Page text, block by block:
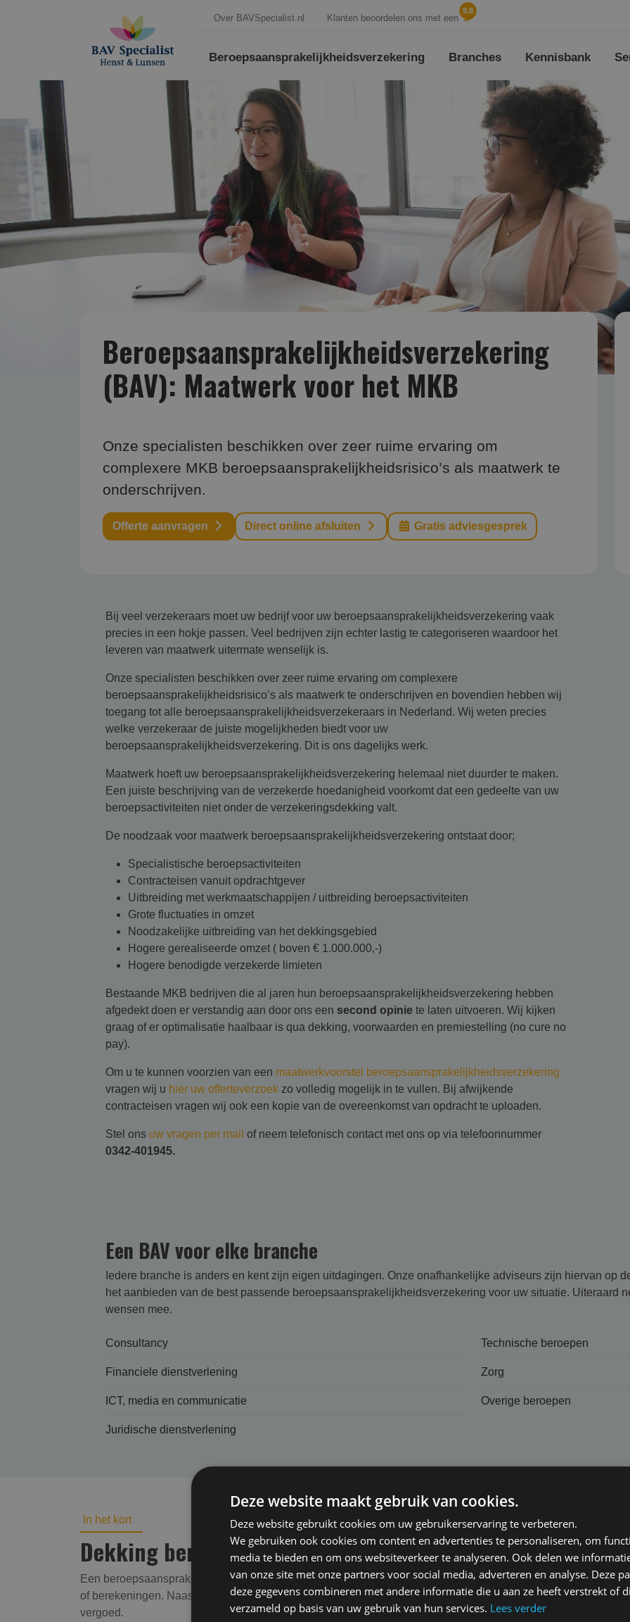
Over BAVSpecialist.nl Klanten beoordelen ons met een
9.8
Beroepsaansprakelijk­heids­verzekering Branches Kennisbank
Beroepsaansprakelijkheidsverzekering
(BAV): Maatwerk voor het MKB
Onze specialisten beschikken over zeer ruime ervaring om
complexere MKB beroepsaansprakelijkheidsrisico’s als maatwerk te
onderschrijven.
Offerte aanvragen Direct online afsluiten Gratis adviesgesprek
Bij veel verzekeraars moet uw bedrijf voor uw beroepsaansprakelijkheidsverzekering vaak
precies in een hokje passen. Veel bedrijven zijn echter lastig te categoriseren waardoor het
leveren van maatwerk uitermate wenselijk is.
Onze specialisten beschikken over zeer ruime ervaring om complexere
beroepsaansprakelijkheidsrisico’s als maatwerk te onderschrijven en bovendien hebben wij
toegang tot alle beroepsaansprakelijkheidsverzekeraars in Nederland. Wij weten precies
welke verzekeraar de juiste mogelijkheden biedt voor uw
beroepsaansprakelijkheidsverzekering. Dit is ons dagelijks werk.
Maatwerk hoeft uw beroepsaansprakelijkheidsverzekering helemaal niet duurder te maken.
Een juiste beschrijving van de verzekerde hoedanigheid voorkomt dat een gedeelte van uw
beroepsactiviteiten niet onder de verzekeringsdekking valt.
De noodzaak voor maatwerk beroepsaansprakelijkheidsverzekering ontstaat door;
Specialistische beroepsactiviteiten
Contracteisen vanuit opdrachtgever
Uitbreiding met werkmaatschappijen / uitbreiding beroepsactiviteiten
Grote fluctuaties in omzet
Noodzakelijke uitbreiding van het dekkingsgebied
Hogere gerealiseerde omzet ( boven € 1.000.000,-)
Hogere benodigde verzekerde limieten
Bestaande MKB bedrijven die al jaren hun beroepsaansprakelijkheidsverzekering hebben
afgedekt doen er verstandig aan door ons een second opinie te laten uitvoeren. Wij kijken
graag of er optimalisatie haalbaar is qua dekking, voorwaarden en premiestelling (no cure no
pay).
Om u te kunnen voorzien van een maatwerkvoorstel beroepsaansprakelijkheidsverzekering
vragen wij u hier uw offerteverzoek zo volledig mogelijk in te vullen. Bij afwijkende
contracteisen vragen wij ook een kopie van de overeenkomst van opdracht te uploaden.
Stel ons uw vragen per mail of neem telefonisch contact met ons op via telefoonnummer
0342-401945.
Een BAV voor elke branche
Iedere branche is anders en kent zijn eigen uitdagingen. Onze onafhankelijke adviseurs zijn hiervan op
het aanbieden van de best passende beroepsaansprakelijk­heids­verzekering voor uw situatie. Uiteraard
wensen mee.
Consultancy
Financiele dienstverlening
ICT, media en communicatie
Juridische dienstverlening
Technische beroepen
Zorg
Overige beroepen
In het kort
Dekking beroepsaansprakelijk­heids­verzekering
Een beroepsaansprakelijkheidsverzekering (BAV) dekt de “zuivere vermogensschade” als gevolg van
of berekeningen. Naast vergoeding van de financiële schade waarvoor u aansprakelijk bent, worden ook
vergoed.
Deze website maakt gebruik van cookies.
Deze website gebruikt cookies om uw gebruikerservaring te verbeteren.
We gebruiken ook cookies om content en advertenties te personaliseren, om
media te bieden en om ons websiteverkeer te analyseren. Ook delen we
van onze site met onze partners voor social media, adverteren en analyse. Deze
deze gegevens combineren met andere informatie die u aan ze heeft verstrekt of
verzameld op basis van uw gebruik van hun services. Lees verder